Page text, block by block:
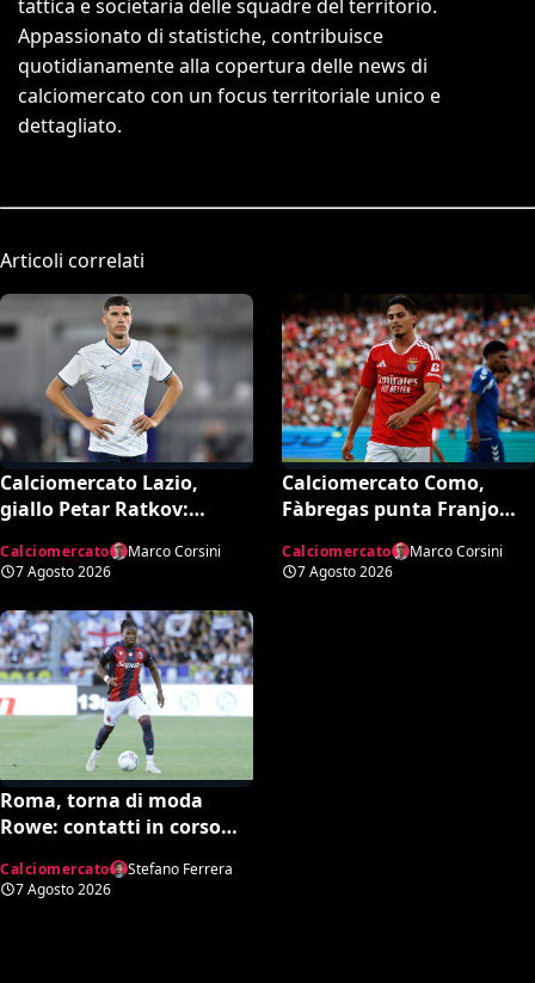
tattica e societaria delle squadre del territorio.
Appassionato di statistiche, contribuisce
quotidianamente alla copertura delle news di
calciomercato con un focus territoriale unico e
dettagliato.
Articoli correlati
Calciomercato Lazio,
giallo Petar Ratkov:
Mosca e la smentita
dell’agente
Calciomercato
Marco Corsini
7 Agosto 2026
Calciomercato Como,
Fàbregas punta Franjo
punto sulla trattativa
Calciomercato
Marco Corsini
7 Agosto 2026
Roma, torna di moda
Rowe: contatti in corso
Calciomercato
Stefano Ferrera
7 Agosto 2026